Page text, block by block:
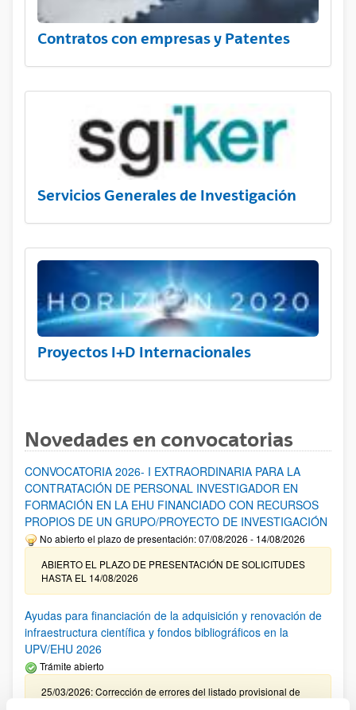
Contratos con empresas y Patentes
Servicios Generales de Investigación
Proyectos I+D Internacionales
Novedades en convocatorias
CONVOCATORIA 2026- I EXTRAORDINARIA PARA LA
CONTRATACIÓN DE PERSONAL INVESTIGADOR EN
FORMACIÓN EN LA EHU FINANCIADO CON RECURSOS
PROPIOS DE UN GRUPO/PROYECTO DE INVESTIGACIÓN
No abierto el plazo de presentación: 07/08/2026 - 14/08/2026
ABIERTO EL PLAZO DE PRESENTACIÓN DE SOLICITUDES
HASTA EL 14/08/2026
Ayudas para financiación de la adquisición y renovación de
infraestructura científica y fondos bibliográficos en la
UPV/EHU 2026
Trámite abierto
25/03/2026: Corrección de errores del listado provisional de